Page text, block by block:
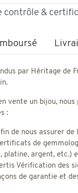
contrôle &
par Héritage de
vente un bijou, nous
:
de nous assurer de
de
platine, argent, etc.)
Vérification des
de garantie et